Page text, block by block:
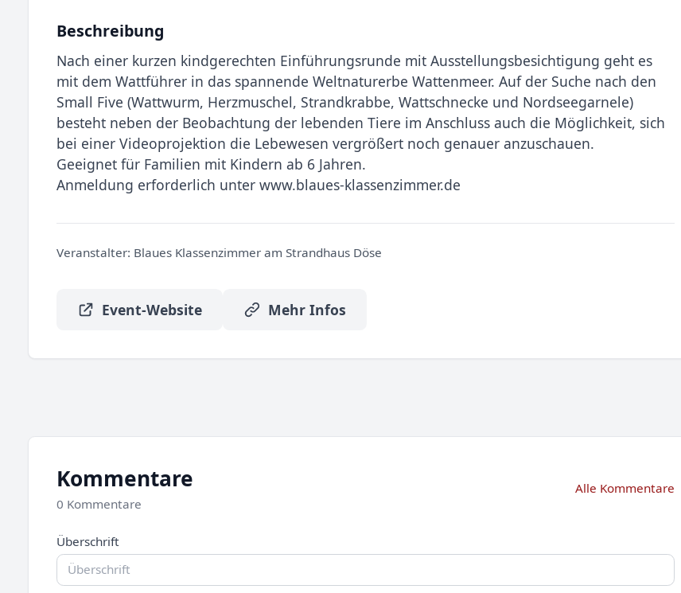
Beschreibung
Nach einer kurzen kindgerechten Einführungsrunde mit Ausstellungsbesichtigung geht es
mit dem Wattführer in das spannende Weltnaturerbe Wattenmeer. Auf der Suche nach den
Small Five (Wattwurm, Herzmuschel, Strandkrabbe, Wattschnecke und Nordseegarnele)
besteht neben der Beobachtung der lebenden Tiere im Anschluss auch die Möglichkeit, sich
bei einer Videoprojektion die Lebewesen vergrößert noch genauer anzuschauen.
Geeignet für Familien mit Kindern ab 6 Jahren.
Anmeldung erforderlich unter www.blaues-klassenzimmer.de
Veranstalter: Blaues Klassenzimmer am Strandhaus Döse
Event-Website Mehr Infos
Kommentare
0 Kommentare
Alle Kommentare
Überschrift